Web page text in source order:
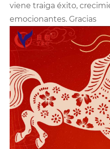
viene traiga éxito,
emocionantes. Gracias